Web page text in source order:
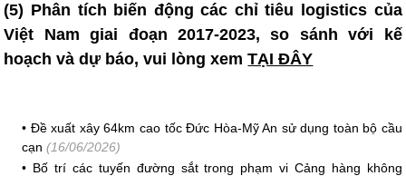
(5) Phân tích biến động các chỉ tiêu logistics của
Việt Nam giai đoạn 2017-2023, so sánh với kế
hoạch và dự báo, vui lòng xemTẠI ĐÂY
• Đề xuất xây 64km cao tốc Đức Hòa-Mỹ An sử dụng toàn bộ cầu
cạn (16/06/2026)
• Bố trí các tuyến đường sắt trong phạm vi Cảng hàng không